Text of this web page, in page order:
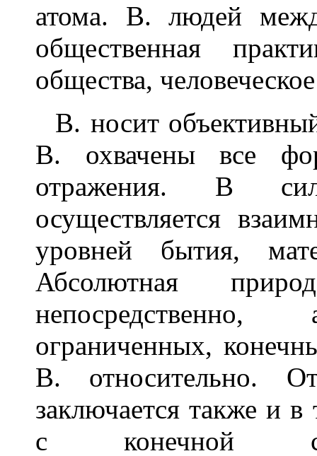
атома. В. людей
общественная
общества,
В. носит
В. охвачены все
отражения. В
осуществляется
уровней бытия,
Абсолютная
ограниченных,
В. относительно.
заключается также и
с конечной